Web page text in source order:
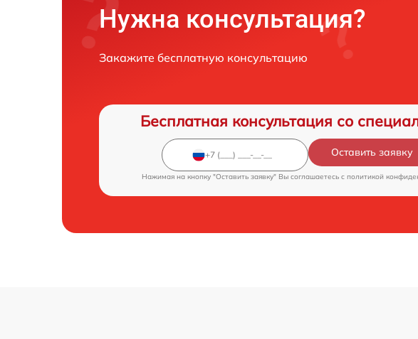
Нужна консультация?
Закажите бесплатную консультацию
Бесплатная консультация со
Оставить заявку
Нажимая на кнопку "Оставить заявку" Вы соглашаетесь c политикой